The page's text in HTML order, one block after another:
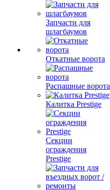
Запчасти для
шлагбаумов
Откатные ворота
Распашные ворота
Калитка Prestige
Секции
ограждения
Prestige